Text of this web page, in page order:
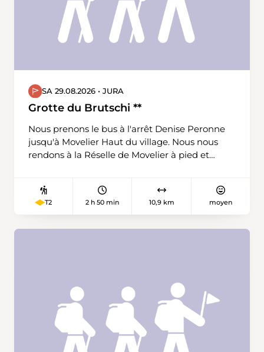
SA 29.08.2026 • JURA
Grotte du Brutschi **
Nous prenons le bus à l'arrêt Denise Peronne
jusqu'à Movelier Haut du village. Nous nous
rendons à la Réselle de Movelier à pied et
redescendons la forêt jusqu’à l'étang de
Soyhières et le centre du village. En longeant le
T2 2 h 50 min 10,9 km moyen